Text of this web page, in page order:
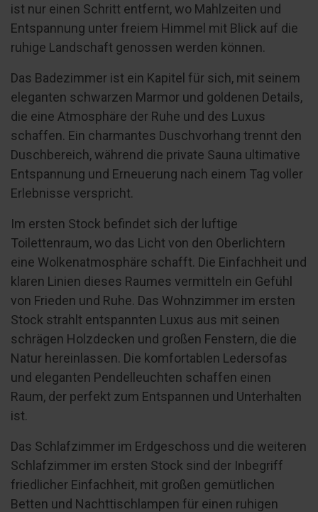
ist nur einen Schritt entfernt, wo Mahlzeiten und
Entspannung unter freiem Himmel mit Blick auf die
ruhige Landschaft genossen werden können.
Das Badezimmer ist ein Kapitel für sich, mit seinem
eleganten schwarzen Marmor und goldenen Details,
die eine Atmosphäre der Ruhe und des Luxus
schaffen. Ein charmantes Duschvorhang trennt den
Duschbereich, während die private Sauna ultimative
Entspannung und Erneuerung nach einem Tag voller
Erlebnisse verspricht.
Im ersten Stock befindet sich der luftige
Toilettenraum, wo das Licht von den Oberlichtern
eine Wolkenatmosphäre schafft. Die Einfachheit und
klaren Linien dieses Raumes vermitteln ein Gefühl
von Frieden und Ruhe. Das Wohnzimmer im ersten
Stock strahlt entspannten Luxus aus mit seinen
schrägen Holzdecken und großen Fenstern, die die
Natur hereinlassen. Die komfortablen Ledersofas
und eleganten Pendelleuchten schaffen einen
Raum, der perfekt zum Entspannen und Unterhalten
ist.
Das Schlafzimmer im Erdgeschoss und die weiteren
Schlafzimmer im ersten Stock sind der Inbegriff
friedlicher Einfachheit, mit großen gemütlichen
Betten und Nachttischlampen für einen ruhigen